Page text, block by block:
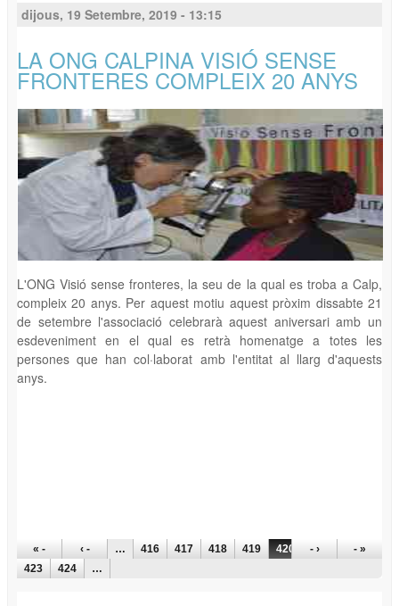
dijous, 19 Setembre, 2019 - 13:15
LA ONG CALPINA VISIÓ SENSE
FRONTERES COMPLEIX 20 ANYS
L'ONG Visió sense fronteres, la seu de la qual es troba a Calp,
compleix 20 anys. Per aquest motiu aquest pròxim dissabte 21
de setembre l'associació celebrarà aquest aniversari amb un
esdeveniment en el qual es retrà homenatge a totes les
persones que han col·laborat amb l'entitat al llarg d'aquests
anys.
PÀGINES
« - ‹ - … 416 417 418 419 420 421
422
423
424 …
- › - »